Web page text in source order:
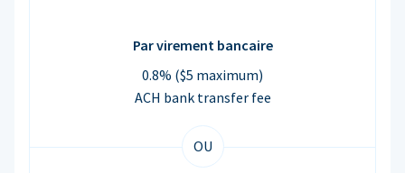
Par virement bancaire
0.8% ($5 maximum)
ACH bank transfer fee
OU